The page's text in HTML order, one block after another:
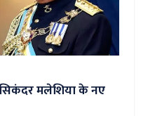
सिकंदर मलेशिया के नए